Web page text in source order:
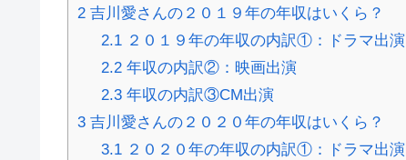
2 吉川愛さんの２０１９年の年収はいくら？
2.1２０１９年の年収の内訳①：ドラマ出演
2.2年収の内訳②：映画出演
2.3年収の内訳③CM出演
3 吉川愛さんの２０２０年の年収はいくら？
3.1２０２０年の年収の内訳①：ドラマ出演